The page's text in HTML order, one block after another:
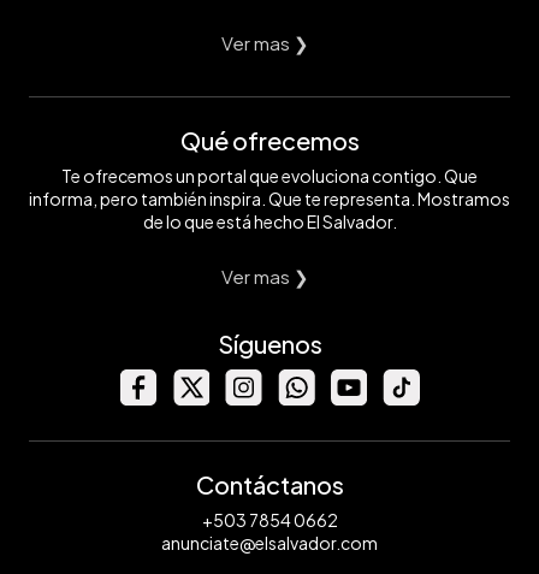
Ver mas ❯
Qué ofrecemos
Te ofrecemos un portal que evoluciona contigo. Que
informa, pero también inspira. Que te representa. Mostramos
de lo que está hecho El Salvador.
Ver mas ❯
Síguenos
Contáctanos
+503 7854 0662
anunciate@elsalvador.com